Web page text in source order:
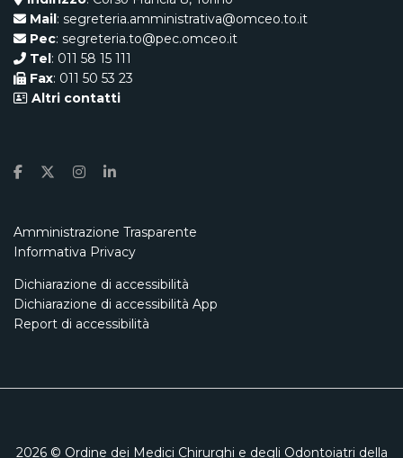
Mail: segreteria.amministrativa@omceo.to.it
Pec: segreteria.to@pec.omceo.it
Tel: 011 58 15 111
Fax: 011 50 53 23
Altri contatti
Amministrazione Trasparente
Informativa Privacy
Dichiarazione di accessibilità
Dichiarazione di accessibilità App
Report di accessibilità
2026© Ordine dei Medici Chirurghi e degli Odontoiatri della